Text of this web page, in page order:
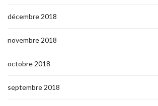
décembre 2018
novembre 2018
octobre 2018
septembre 2018